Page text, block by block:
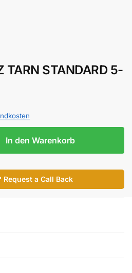
TARN STANDARD 5-
In den Warenkorb
Request a Call Back